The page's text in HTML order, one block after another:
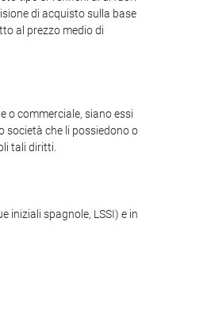
di acquisto sulla base
al prezzo medio di
o commerciale, siano essi
società che li possiedono o
tali diritti.
iniziali spagnole, LSSI) e in